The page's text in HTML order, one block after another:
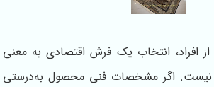
افراد، انتخاب یک فرش اقتصادی به معنی
اگر مشخصات فنی محصول به‌درستی